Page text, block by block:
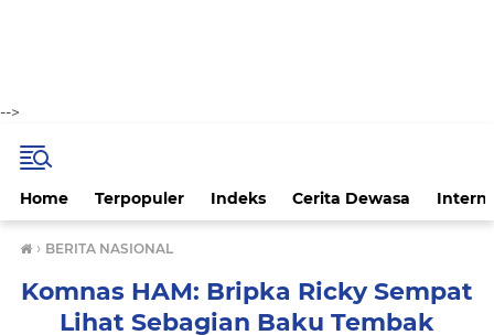
-->
Home Terpopuler Indeks Cerita Dewasa
› BERITA NASIONAL
Komnas HAM: Bripka Ricky Sempat
Lihat Sebagian Baku Tembak